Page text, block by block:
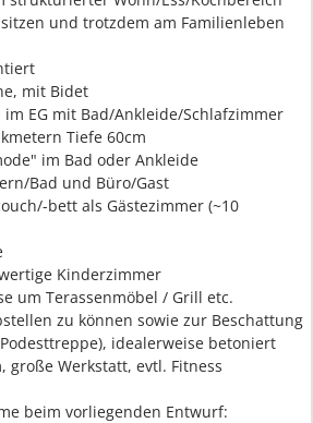
und trotzdem am Familienleben
mit Bidet
EG mit Bad/Ankleide/Schlafzimmer
Tiefe 60cm
im Bad oder Ankleide
Bad und Büro/Gast
bett als Gästezimmer (~10
Kinderzimmer
um Terassenmöbel / Grill etc.
zu können sowie zur Beschattung
idealerweise betoniert
große Werkstatt, evtl. Fitness
beim vorliegenden Entwurf: